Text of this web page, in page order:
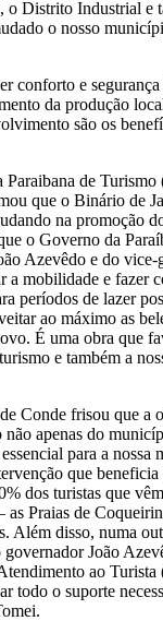
Distrito Industrial e
o nosso
conforto e segurança
da produção
são os
Paraibana de
que o Binário de
na promoção
o Governo da
Azevêdo e do
a mobilidade e fazer
períodos de lazer
ao máximo as
É uma obra que
e também a
Conde frisou que a
apenas do
para a nossa
que
dos turistas que
Praias de
Além disso, numa
João
ao
todo o suporte